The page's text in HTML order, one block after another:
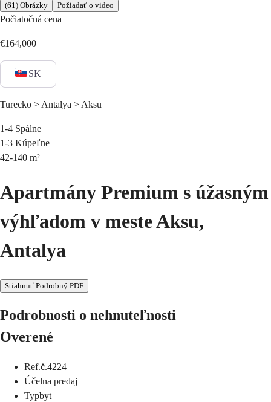
(61) Obrázky Požiadať o video
Počiatočná cena
€164,000
SK
Turecko > Antalya > Aksu
1-4 Spálne
1-3 Kúpeľne
42-140 m²
Apartmány Premium s úžasným
výhľadom v meste Aksu,
Antalya
Stiahnuť Podrobný PDF
Podrobnosti o nehnuteľnosti
Overené
Ref.č.4224
Účelna predaj
Typbyt